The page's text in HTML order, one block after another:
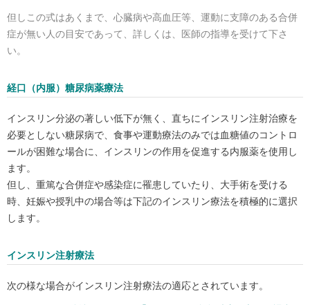
但しこの式はあくまで、心臓病や高血圧等、運動に支障のある合併
症が無い人の目安であって、詳しくは、医師の指導を受けて下さ
い。
経口（内服）糖尿病薬療法
インスリン分泌の著しい低下が無く、直ちにインスリン注射治療を
必要としない糖尿病で、食事や運動療法のみでは血糖値のコントロ
ールが困難な場合に、インスリンの作用を促進する内服薬を使用し
ます。
但し、重篤な合併症や感染症に罹患していたり、大手術を受ける
時、妊娠や授乳中の場合等は下記のインスリン療法を積極的に選択
します。
インスリン注射療法
次の様な場合がインスリン注射療法の適応とされています。